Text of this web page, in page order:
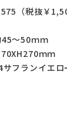
（税抜￥
～50ｍｍ
ｍｍ
フランイエロ